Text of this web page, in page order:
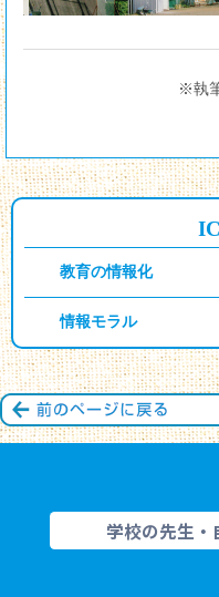
※執
教育の情報化
情報モラル
学校の先生